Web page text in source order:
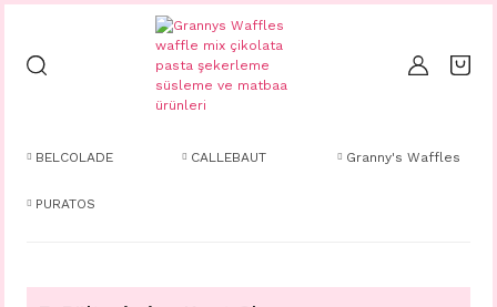
BELCOLADE CALLEBAUT Granny's Waffles
PURATOS